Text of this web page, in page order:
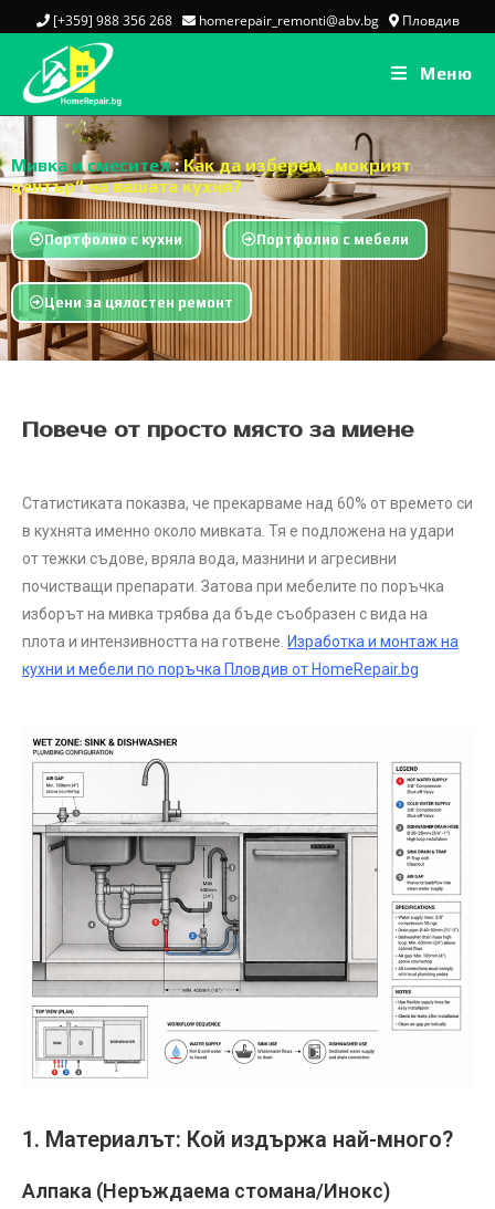
[+359] 988 356 268 homerepair_remonti@abv.bg Пловдив
Меню
Мивка и смесител:Как да изберем „мокрият
център“ на вашата кухня?
Портфолио с кухни Портфолио с мебели
Цени за цялостен ремонт
Повече от просто място за миене
Статистиката показва, че прекарваме над 60% от времето си
в кухнята именно около мивката. Тя е подложена на удари
от тежки съдове, вряла вода, мазнини и агресивни
почистващи препарати. Затова при мебелите по поръчка
изборът на мивка трябва да бъде съобразен с вида на
плота и интензивността на готвене. Изработка и монтаж на
кухни и мебели по поръчка Пловдив от HomeRepair.bg
1. Материалът: Кой издържа най-много?
Алпака (Неръждаема стомана/Инокс)